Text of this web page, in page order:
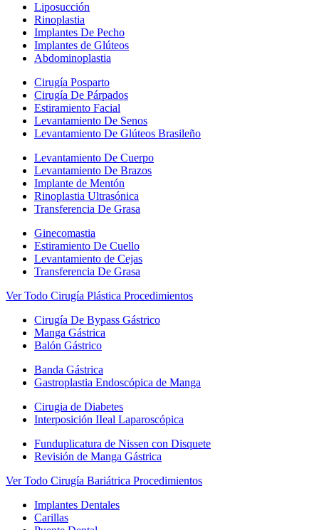
Liposucción
Rinoplastia
Implantes De Pecho
Implantes de Glúteos
Abdominoplastia
Cirugía Posparto
Cirugía De Párpados
Estiramiento Facial
Levantamiento De Senos
Levantamiento De Glúteos Brasileño
Levantamiento De Cuerpo
Levantamiento De Brazos
Implante de Mentón
Rinoplastia Ultrasónica
Transferencia De Grasa
Ginecomastia
Estiramiento De Cuello
Levantamiento de Cejas
Transferencia De Grasa
Ver Todo Cirugía Plástica Procedimientos
Cirugía De Bypass Gástrico
Manga Gástrica
Balón Gástrico
Banda Gástrica
Gastroplastia Endoscópica de Manga
Cirugia de Diabetes
Interposición IIeal Laparoscópica
Funduplicatura de Nissen con Disquete
Revisión de Manga Gástrica
Ver Todo Cirugía Bariátrica Procedimientos
Implantes Dentales
Carillas